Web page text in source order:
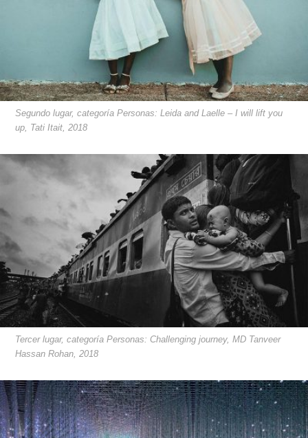
Segundo lugar, categoría Personas: Leida and Laelle – I will lift you
up, Tati Itait, 2018
Tercer lugar, categoría Personas: Challenging journey, MD Tanveer
Hassan Rohan, 2018